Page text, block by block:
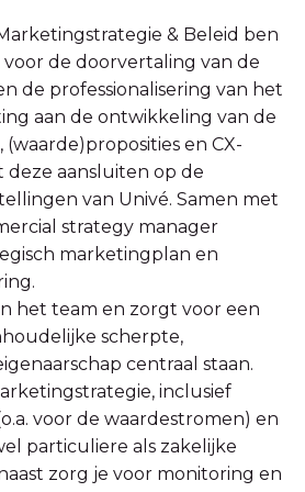
& Beleid ben
de doorvertaling van de
de professionalisering van het
aan de ontwikkeling van de
en CX-
deze aansluiten op de
van Univé. Samen met
strategy manager
marketingplan en
het team en zorgt voor een
scherpte,
centraal staan.
inclusief
voor de waardestromen) en
particuliere als zakelijke
zorg je voor monitoring en